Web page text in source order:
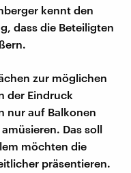
kennt den
dass die Beteiligten
zur möglichen
der Eindruck
nur auf Balkonen
Das soll
möchten die
präsentieren.